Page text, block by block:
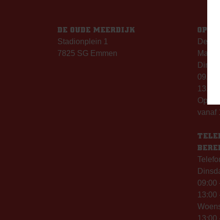
DE OUDE MEERDIJK
Stadionplein 1
7825 SG Emmen
De
09.00
13.00
Op
vanaf
09:00
13:00